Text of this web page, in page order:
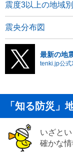
震度3以上の地域
震央分布図
最新の地
tenki.jp公式
「知る防災」
いざと
確かな